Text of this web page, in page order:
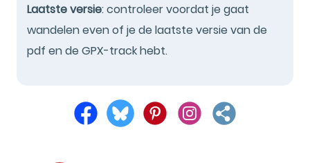
Laatste versie: controleer voordat je gaat
wandelen even of je de laatste versie van de
pdf en de GPX-track hebt.